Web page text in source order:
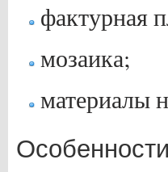
фактурная
мозаика;
материалы